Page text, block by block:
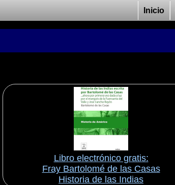
Inicio
Libro electrónico gratis:
Fray Bartolomé de las Casas
Historia de las Indias